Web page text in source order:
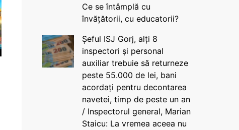
Ce se întâmplă cu
învățătorii, cu educatorii?
Șeful ISJ Gorj, alți 8
inspectori și personal
auxiliar trebuie să returneze
peste 55.000 de lei, bani
acordați pentru decontarea
navetei, timp de peste un an
/ Inspectorul general, Marian
Staicu: La vremea aceea nu